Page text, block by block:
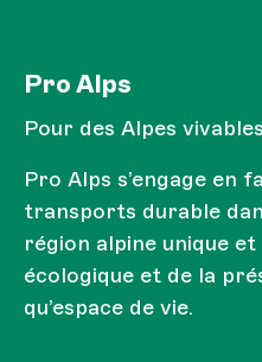
Pro Alps
Pour des Alpes vivables
Pro Alps s’engage en
transports durable
région alpine unique
écologique et de la
qu’espace de vie.